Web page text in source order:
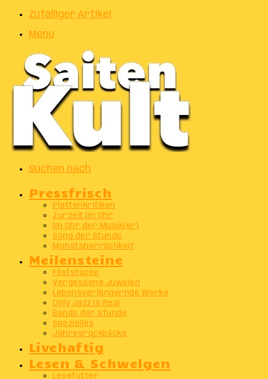
Zufälliger Artikel
Menu
Suchen nach
Pressfrisch
Plattenkritiken
Zurzeit im Ohr
Im Ohr der Musik(er)
Song der Stunde
Monatsherrlichkeit
Meilensteine
Filetstücke
Vergessene Juwelen
Lebensverlängernde Werke
Only Jazz Is Real
Bands der Stunde
Spezielles
Jahresrückblicke
Livehaftig
Lesen & Schwelgen
Lesefutter